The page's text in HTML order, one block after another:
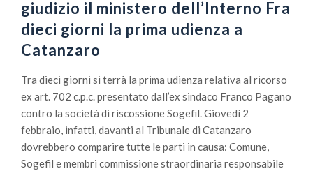
giudizio il ministero dell’Interno Fra
dieci giorni la prima udienza a
Catanzaro
Tra dieci giorni si terrà la prima udienza relativa al ricorso
ex art. 702 c.p.c. presentato dall’ex sindaco Franco Pagano
contro la società di riscossione Sogefil. Giovedì 2
febbraio, infatti, davanti al Tribunale di Catanzaro
dovrebbero comparire tutte le parti in causa: Comune,
Sogefil e membri commissione straordinaria responsabile